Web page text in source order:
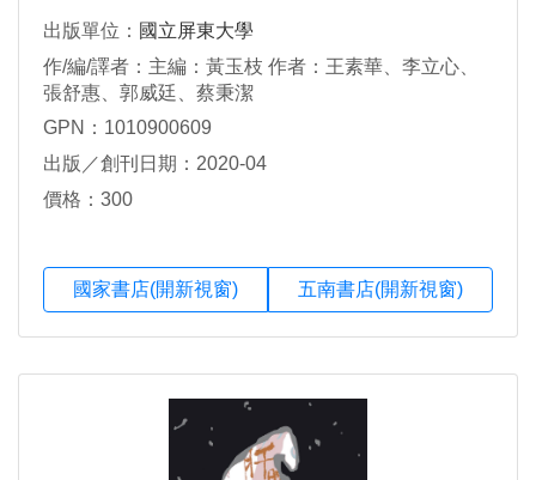
出版單位： 國立屏東大學
作/編/譯者：主編：黃玉枝 作者：王素華、李立心、
張舒惠、郭威廷、蔡秉潔
GPN：1010900609
出版／創刊日期：2020-04
價格：300
國家書店(開新視窗) 五南書店(開新視窗)